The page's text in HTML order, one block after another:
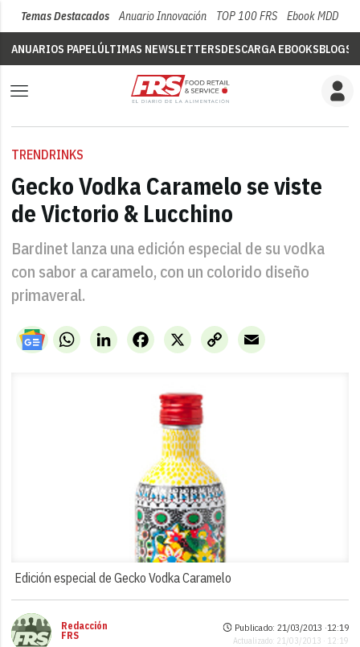
Temas Destacados Anuario Innovación TOP 100 FRS Ebook MDD
ANUARIOS PAPELÚLTIMAS NEWSLETTERSDESCARGA EBOOKSBLOGS
TRENDRINKS
Gecko Vodka Caramelo se viste
de Victorio & Lucchino
Bardinet lanza una edición especial de su vodka
con sabor a caramelo, con un colorido diseño
primaveral.
WhatsAppLinkedIn X
Facebook
Copy
Link
Email
Edición especial de Gecko Vodka Caramelo
Redacción
FRS
Publicado: 21/03/2013 ·12:19
Actualizado: 21/03/2013 · 12:19